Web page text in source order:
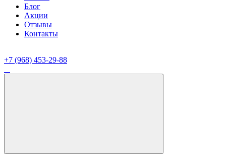
Блог
Акции
Отзывы
Контакты
+7 (968) 453-29-88